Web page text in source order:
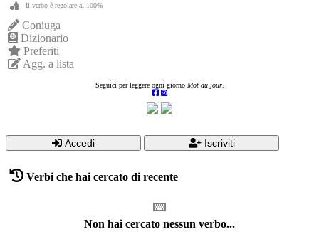
Il verbo è regolare al 100%
Coniuga
Dizionario
Preferiti
Agg. a lista
Seguici per leggere ogni giorno Mot du jour.
Accedi Iscriviti
Verbi che hai cercato di recente
Non hai cercato nessun verbo...